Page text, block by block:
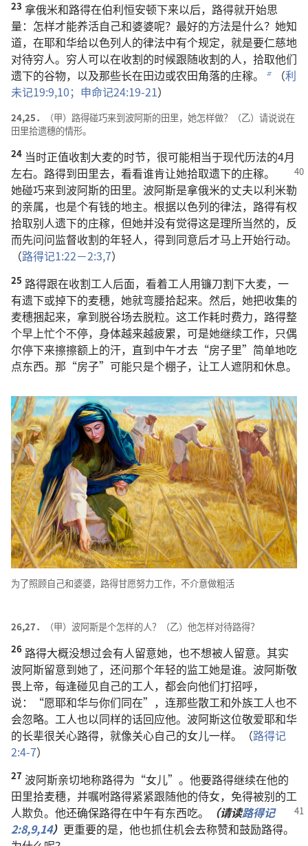
23 拿俄米和路得在伯利恒安顿下来以后，路得就开始思
量：怎样才能养活自己和婆婆呢？最好的方法是什么？她知
道，在耶和华给以色列人的律法中有个规定，就是要仁慈地
对待穷人。穷人可以在收割的时候跟随收割的人，拾取他们
遗下的谷物，以及那些长在田边或农田角落的庄稼。
b （利
未记19:9,10； 申命记24:19-21）
24,25．
（甲）路得碰巧来到波阿斯的田里，她怎样做？（乙）请说说在
田里拾遗穗的情形。
24 当时正值收割大麦的时节，很可能相当于现代历法的4月
左右。路得到田里去， 看看谁肯让她拾取遗下的庄稼。
她碰巧来到波阿斯的田里。波阿斯是拿俄米的丈夫以利米勒
的亲属，也是个有钱的地主。根据以色列的律法，路得有权
拾取别人遗下的庄稼，但她并没有觉得这是理所当然的，反
而先问问监督收割的年轻人，得到同意后才马上开始行动。
（路得记1:22－2:3,7）
25 路得跟在收割工人后面，看着工人用镰刀割下大麦，一
有遗下或掉下的麦穗，她就弯腰拾起来。然后，她把收集的
麦穗捆起来，拿到脱谷场去脱粒。这工作耗时费力，路得整
个早上忙个不停，身体越来越疲累，可是她继续工作，只偶
尔停下来擦擦额上的汗，直到中午才去“房子里”简单地吃
点东西。那“房子”可能只是个棚子，让工人遮阴和休息。
为了照顾自己和婆婆，路得甘愿努力工作，不介意做粗活
26,27．
（甲）波阿斯是个怎样的人？（乙）他怎样对待路得？
26 路得大概没想过会有人留意她，也不想被人留意。其实
波阿斯留意到她了，还问那个年轻的监工她是谁。波阿斯敬
畏上帝，每逢碰见自己的工人，都会向他们打招呼，
说：“愿耶和华与你们同在”，连那些散工和外族工人也不
会忽略。工人也以同样的话回应他。波阿斯这位敬爱耶和华
的长辈很关心路得，就像关心自己的女儿一样。（路得记
2:4-7）
27 波阿斯亲切地称路得为“女儿”。他要路得继续在他的
田里拾麦穗，并嘱咐路得紧紧跟随他的侍女，免得被别的工
人欺负。 他还确保路得在中午有东西吃。 （请读路得记
2:8,9,14） 更重要的是，他也抓住机会去称赞和鼓励路得。